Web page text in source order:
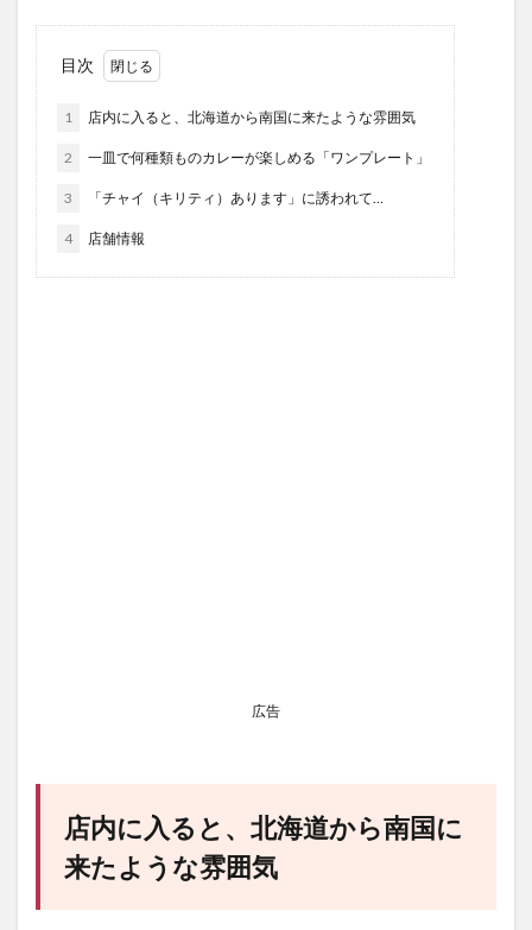
目次
1 店内に入ると、北海道から南国に来たような雰囲気
2 一皿で何種類ものカレーが楽しめる「ワンプレート」
3 「チャイ（キリティ）あります」に誘われて…
4 店舗情報
広告
店内に入ると、北海道から南国に
来たような雰囲気